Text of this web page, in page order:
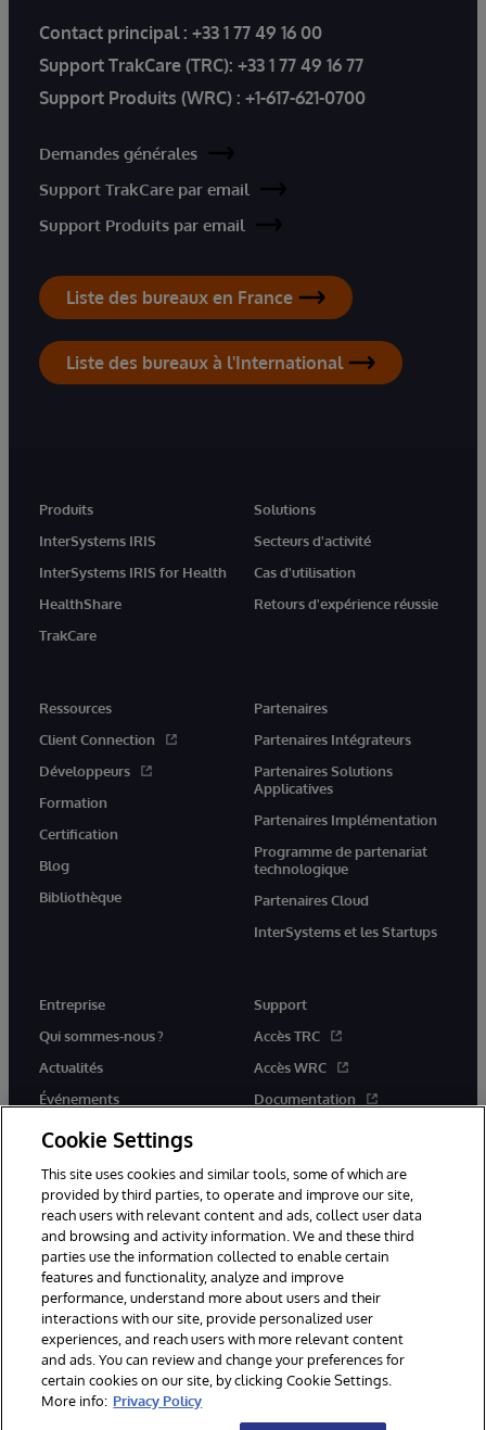
Contact principal : +33 1 77 49 16 00
Support TrakCare (TRC): +33 1 77 49 16 77
Support Produits (WRC) : +1-617-621-0700
Demandes générales
Support TrakCare par email
Support Produits par email
Liste des bureaux en France
Liste des bureaux à l'International
Produits
InterSystems IRIS
InterSystems IRIS for Health
HealthShare
TrakCare
Solutions
Secteurs d'activité
Cas d'utilisation
Retours d'expérience réussie
Ressources
Client Connection
Développeurs
Formation
Certification
Blog
Bibliothèque
Partenaires
Partenaires Intégrateurs
Partenaires Solutions
Applicatives
Partenaires Implémentation
Programme de partenariat
technologique
Partenaires Cloud
InterSystems et les Startups
Entreprise
Qui sommes-nous ?
Actualités
Événements
Rejoignez-nous
Support
Accès TRC
Accès WRC
Documentation
© 1996-2026 InterSystems Corporation, Boston, MA. Tous droits
réservés.
Mentions légales
Déclaration de confidentialité d'InterSystems Corporation
Accessibilité
Cookie Settings
This site uses cookies and similar tools, some of which are
provided by third parties, to operate and improve our site,
reach users with relevant content and ads, collect user data
and browsing and activity information. We and these third
parties use the information collected to enable certain
features and functionality, analyze and improve
performance, understand more about users and their
interactions with our site, provide personalized user
experiences, and reach users with more relevant content
and ads. You can review and change your preferences for
certain cookies on our site, by clicking Cookie Settings.
More info: Privacy Policy